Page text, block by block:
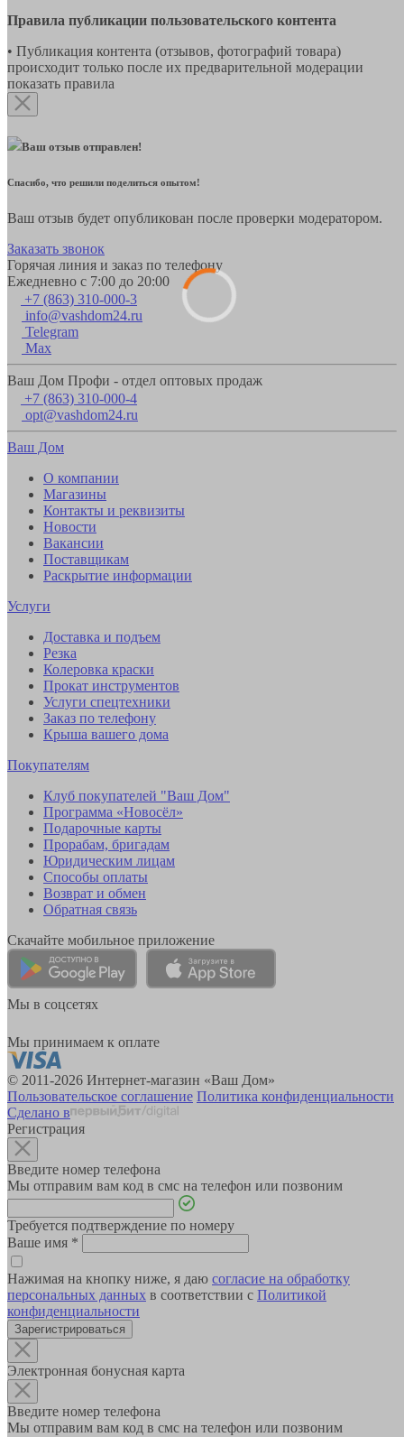
Правила публикации пользовательского контента
• Публикация контента (отзывов, фотографий товара)
происходит только после их предварительной модерации
показать правила
Ваш отзыв отправлен!
Спасибо, что решили поделиться опытом!
Ваш отзыв будет опубликован после проверки модератором.
Заказать звонок
Горячая линия и заказ по телефону
Ежедневно с 7:00 до 20:00
+7 (863) 310-000-3
info@vashdom24.ru
Telegram
Max
Ваш Дом Профи - отдел оптовых продаж
+7 (863) 310-000-4
opt@vashdom24.ru
Ваш Дом
О компании
Магазины
Контакты и реквизиты
Новости
Вакансии
Поставщикам
Раскрытие информации
Услуги
Доставка и подъем
Резка
Колеровка краски
Прокат инструментов
Услуги спецтехники
Заказ по телефону
Крыша вашего дома
Покупателям
Клуб покупателей "Ваш Дом"
Программа «Новосёл»
Подарочные карты
Прорабам, бригадам
Юридическим лицам
Способы оплаты
Возврат и обмен
Обратная связь
Скачайте мобильное приложение
Мы в соцсетях
Мы принимаем к оплате
© 2011-2026 Интернет-магазин «Ваш Дом»
Пользовательское соглашение Политика конфиденциальности
Сделано в
Регистрация
Введите номер телефона
Мы отправим вам код в смс на телефон или позвоним
Требуется подтверждение по номеру
Ваше имя *
Нажимая на кнопку ниже, я даю согласие на обработку
персональных данных в соответствии с Политикой
конфиденциальности
Зарегистрироваться
Электронная бонусная карта
Введите номер телефона
Мы отправим вам код в смс на телефон или позвоним